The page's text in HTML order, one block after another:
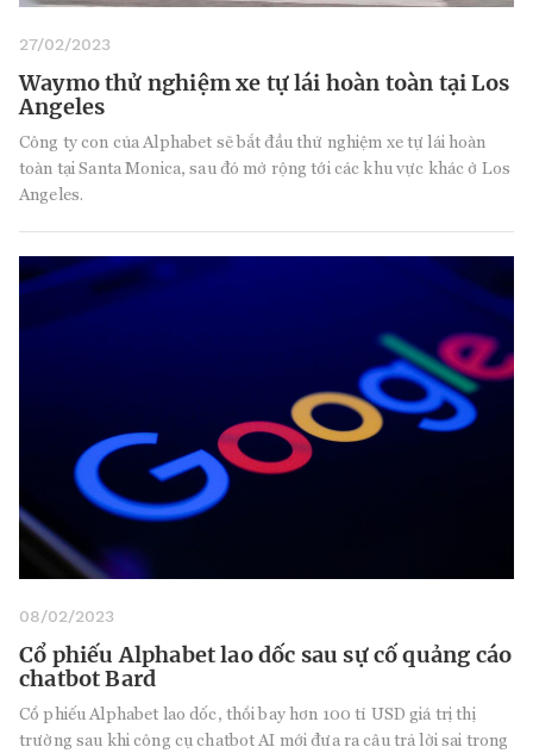
27/02/2023
Waymo thử nghiệm xe tự lái hoàn toàn tại Los
Angeles
Công ty con của Alphabet sẽ bắt đầu thử nghiệm xe tự lái hoàn
toàn tại Santa Monica, sau đó mở rộng tới các khu vực khác ở Los
Angeles.
08/02/2023
Cổ phiếu Alphabet lao dốc sau sự cố quảng cáo
chatbot Bard
Cổ phiếu Alphabet lao dốc, thổi bay hơn 100 tỉ USD giá trị thị
trường sau khi công cụ chatbot AI mới đưa ra câu trả lời sai trong